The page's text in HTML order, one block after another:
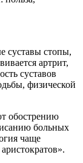
суставы стопы,
артрит,
суставов
физической
обострению
больных
чаще